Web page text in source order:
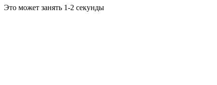
Это может занять 1-2 секунды